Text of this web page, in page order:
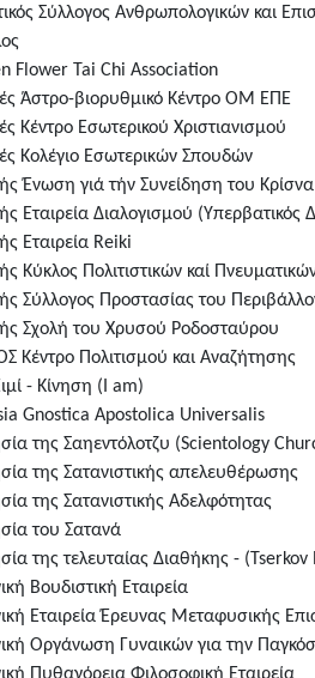
Σύλλογος Ανθρωπολογικών και
Flower Tai Chi Association
Άστρο-βιορυθμικό Κέντρο ΟΜ ΕΠΕ
Κέντρο Εσωτερικού Χριστιανισμού
Κολέγιο Εσωτερικών Σπουδών
Ένωση γιά τήν Συνείδηση του Κρίσνα
Εταιρεία Διαλογισμού (Υπερβατικός
Εταιρεία Reiki
Κύκλος Πολιτιστικών καί
Σύλλογος Προστασίας του
Σχολή του Χρυσού Ροδοσταύρου
Κέντρο Πολιτισμού και Αναζήτησης
- Κίνηση (I am)
Gnostica Apostolica Universalis
της Σαηεντόλοτζυ (Scientology
της Σατανιστικής απελευθέρωσης
της Σατανιστικής Αδελφότητας
του Σατανά
της τελευταίας Διαθήκης -
Βουδιστική Εταιρεία
Εταιρεία Έρευνας Μεταφυσικής
Οργάνωση Γυναικών για την